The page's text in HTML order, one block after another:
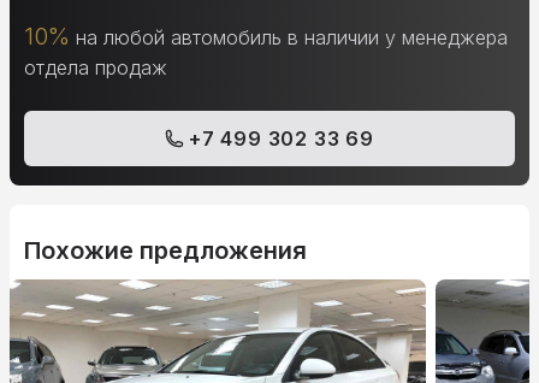
10% на любой автомобиль в наличии у менеджера
отдела продаж
+7 499 302 33 69
Похожие предложения